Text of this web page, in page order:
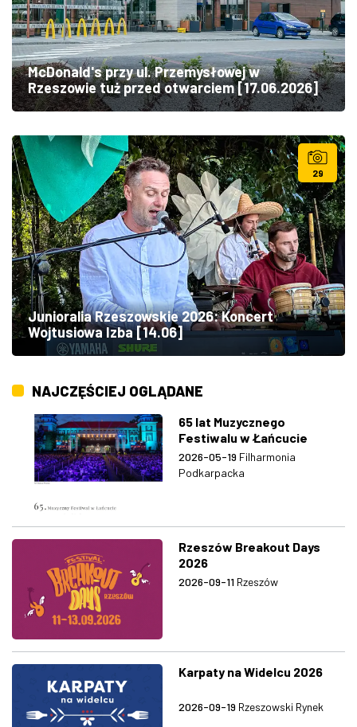
McDonald's przy ul. Przemysłowej w
Rzeszowie tuż przed otwarciem [17.06.2026]
29
Junioralia Rzeszowskie 2026: Koncert
Wojtusiowa Izba [14.06]
NAJCZĘŚCIEJ OGLĄDANE
65 lat Muzycznego
Festiwalu w Łańcucie
2026-05-19 Filharmonia
Podkarpacka
Rzeszów Breakout Days
2026
2026-09-11 Rzeszów
Karpaty na Widelcu 2026
2026-09-19 Rzeszowski Rynek